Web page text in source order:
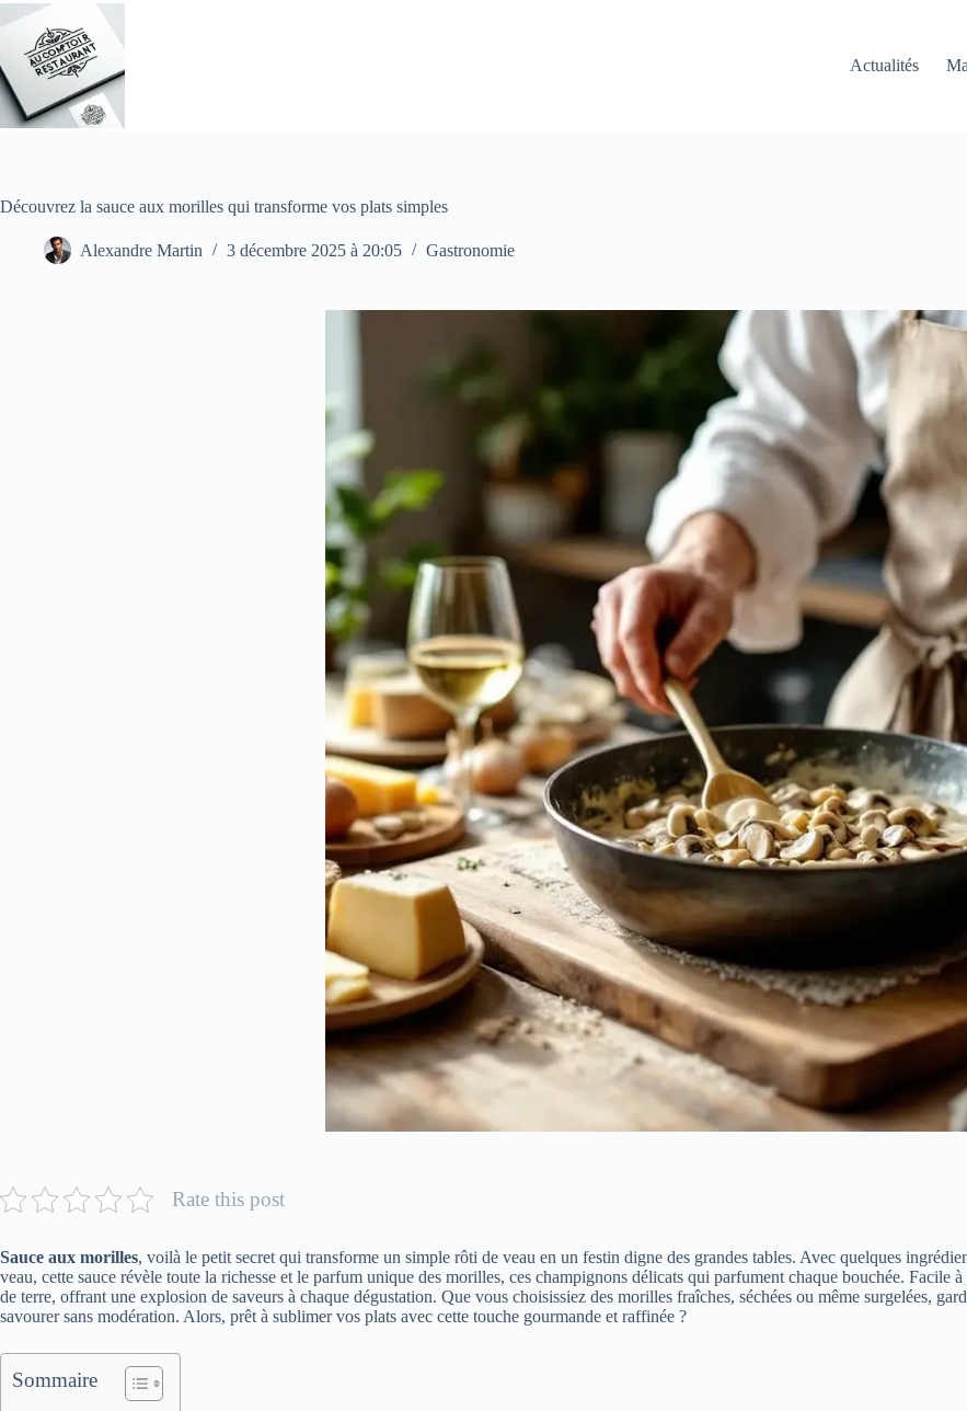
Passer
contenu
Actualités
Découvrez la sauce aux morilles qui transforme vos plats simples
Alexandre Martin 3 décembre 2025 à 20:05 Gastronomie
Rate this post
Sauce aux morilles, voilà le petit secret qui transforme un simple rôti de veau en un festin digne des grandes tables. Avec quelques
veau, cette sauce révèle toute la richesse et le parfum unique des morilles, ces champignons délicats qui parfument chaque bouchée. Facile
de terre, offrant une explosion de saveurs à chaque dégustation. Que vous choisissiez des morilles fraîches, séchées ou même surgelées,
savourer sans modération. Alors, prêt à sublimer vos plats avec cette touche gourmande et raffinée ?
Sommaire